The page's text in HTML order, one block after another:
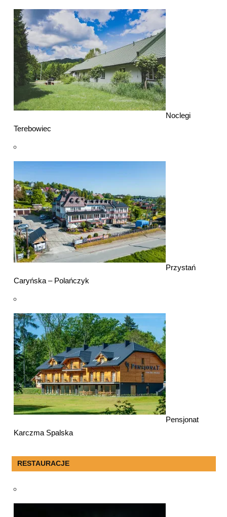
Noclegi
Terebowiec
Przystań
Caryńska – Polańczyk
Pensjonat
Karczma Spalska
RESTAURACJE